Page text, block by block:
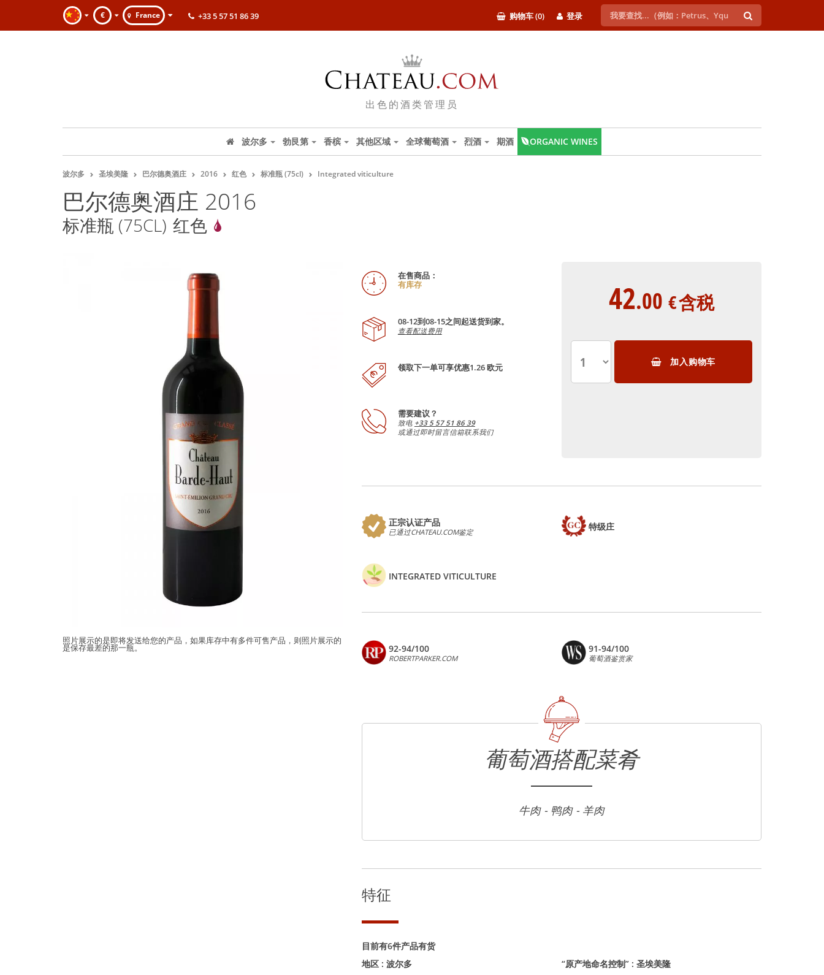
€ France 登录
购物车 (0)
+33 5 57 51 86 39
出色的酒类管理员
波尔多 勃艮第 香槟 其他区域 全球葡萄酒 烈酒 期酒 ORGANIC WINES
波尔多 圣埃美隆 巴尔德奥酒庄 2016 红色 标准瓶 (75cl) Integrated viticulture
巴尔德奥酒庄 2016
标准瓶 (75CL) 红色
照片展示的是即将发送给您的产品，如果库存中有多件可售产品，则照片展示的
是保存最差的那一瓶。
在售商品：
有库存
08-12到08-15之间起送货到家。
查看配送费用
领取下一单可享优惠1.26 欧元
需要建议？
致电 +33 5 57 51 86 39
或通过即时留言信箱联系我们
42.00 €含税
加入购物车
正宗认证产品
已通过CHATEAU.COM鉴定 特级庄
INTEGRATED VITICULTURE
92-94/100
ROBERTPARKER.COM
91-94/100
葡萄酒鉴赏家
葡萄酒搭配菜肴
牛肉 - 鸭肉 - 羊肉
特征
目前有6件产品有货
地区 : 波尔多 “原产地命名控制” : 圣埃美隆